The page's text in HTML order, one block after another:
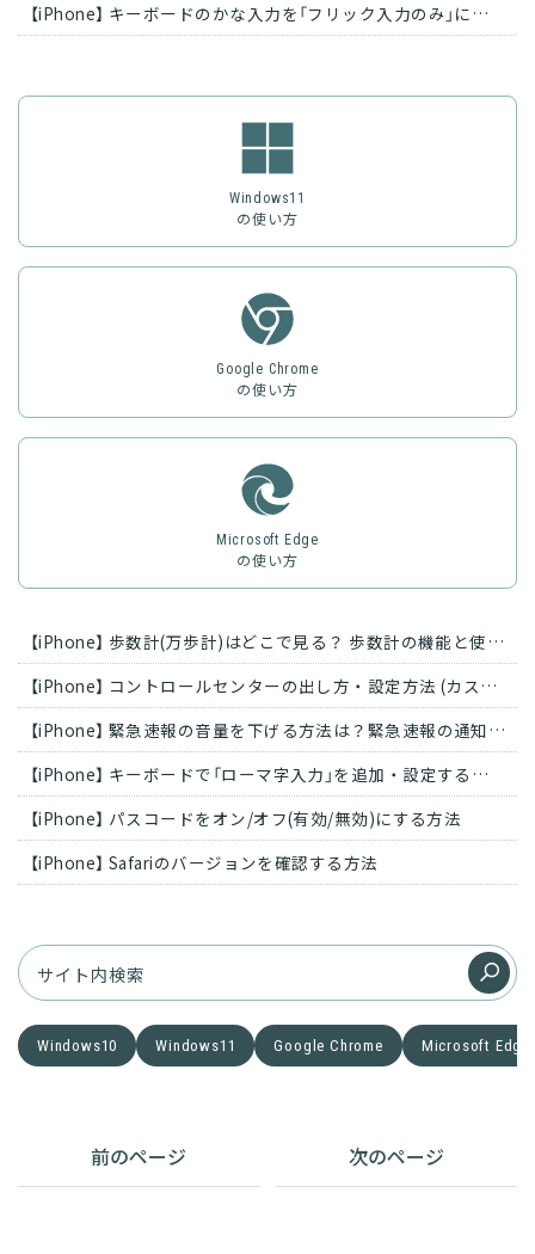
【iPhone】 キーボードのかな入力を「フリック入力のみ」にする方法
Windows11
の使い方
Google Chrome
の使い方
Microsoft Edge
の使い方
【iPhone】 歩数計(万歩計)はどこで見る？ 歩数計の機能と使い方
【iPhone】 コントロールセンターの出し方・設定方法 (カスタマイズ)
【iPhone】 緊急速報の音量を下げる方法は？緊急速報の通知をオフにする方法
【iPhone】 キーボードで「ローマ字入力」を追加・設定する方法
【iPhone】 パスコードをオン/オフ(有効/無効)にする方法
【iPhone】 Safariのバージョンを確認する方法
Windows10 Windows11 Google Chrome Microsoft Edge
前のページ 次のページ